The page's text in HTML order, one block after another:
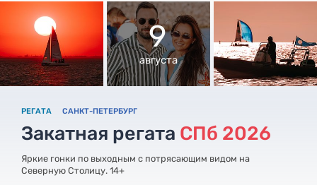
9
августа
РЕГАТА САНКТ-ПЕТЕРБУРГ
Закатная регата СПб 2026
Яркие гонки по выходным с потрясающим видом на
Северную Столицу. 14+